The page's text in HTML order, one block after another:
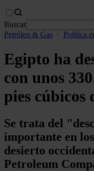
Buscar
Petróleo & Gas · Política
Egipto ha
con unos
pies cúbicos
Se trata del
importante en
desierto
Petroleum